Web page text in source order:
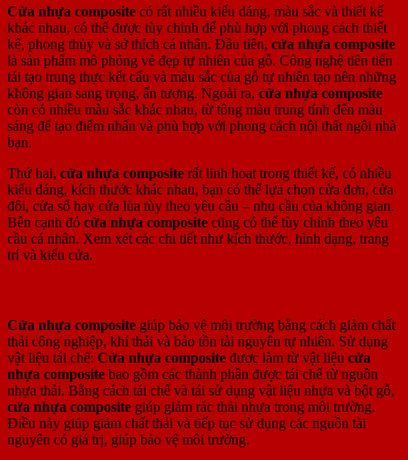
Cửa nhựa composite có rất nhiều kiểu dáng, màu sắc và thiết kế
khác nhau, có thể được tùy chỉnh để phù hợp với phong cách thiết
kế, phong thủy và sở thích cá nhân. Đầu tiên, cửa nhựa composite
là sản phẩm mô phỏng vẻ đẹp tự nhiên của gỗ. Công nghệ tiên tiến
tái tạo trung thực kết cấu và màu sắc của gỗ tự nhiên tạo nên những
không gian sang trọng, ấn tượng. Ngoài ra, cửa nhựa composite
còn có nhiều màu sắc khác nhau, từ tông màu trung tính đến màu
sáng để tạo điểm nhấn và phù hợp với phong cách nội thất ngôi nhà
bạn.
Thứ hai, cửa nhựa composite rất linh hoạt trong thiết kế, có nhiều
kiểu dáng, kích thước khác nhau, bạn có thể lựa chọn cửa đơn, cửa
đôi, cửa sổ hay cửa lùa tùy theo yêu cầu – nhu cầu của không gian.
Bên cạnh đó cửa nhựa composite cũng có thể tùy chỉnh theo yêu
cầu cá nhân. Xem xét các chi tiết như kích thước, hình dạng, trang
trí và kiểu cửa.
Cửa nhựa composite giúp bảo vệ môi trường bằng cách giảm chất
thải công nghiệp, khí thải và bảo tồn tài nguyên tự nhiên. Sử dụng
vật liệu tái chế: Cửa nhựa composite được làm từ vật liệu cửa
nhựa composite bao gồm các thành phần được tái chế từ nguồn
nhựa thải. Bằng cách tái chế và tái sử dụng vật liệu nhựa và bột gỗ,
cửa nhựa composite giúp giảm rác thải nhựa trong môi trường.
Điều này giúp giảm chất thải và tiếp tục sử dụng các nguồn tài
nguyên có giá trị, giúp bảo vệ môi trường.